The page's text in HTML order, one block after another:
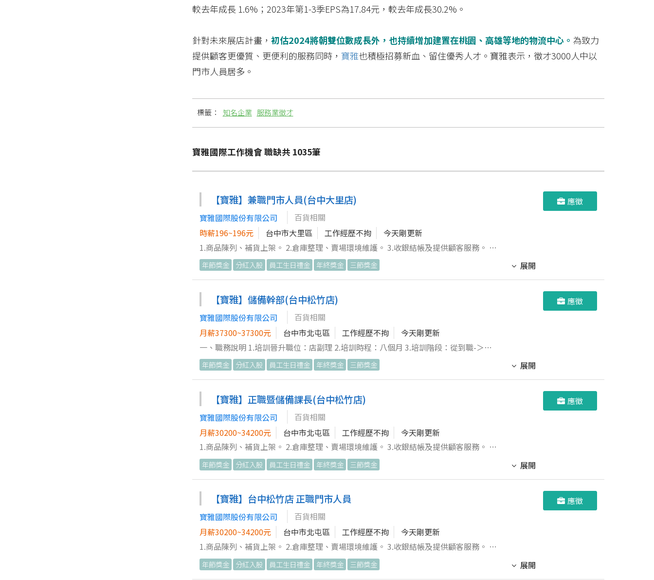
較去年成長 1.6%；2023年第1-3季EPS為17.84元，較去年成長30.2%。
針對未來展店計畫， 初估2024將朝雙位數成長外，也持續增加建置在桃園、高雄等地的物流中心。 為致力
提供顧客更優質、更便利的服務同時， 寶雅也積極招募新血、留住優秀人才。寶雅表示，徵才3000人中以
門市人員居多。
標籤： 知名企業 服務業徵才
寶雅國際工作機會 職缺共 1035筆
【寶雅】兼職門市人員(台中大里店)
寶雅國際股份有限公司
百貨相關
時薪196~196元
台中市大里區 工作經歷不拘
今天剛更新
1.商品陳列、補貨上架。 2.倉庫整理、賣場環境維護。 3.收銀結帳及提供顧客服務。 4.
協助同事工作，完成主管交辦事項。
展開
年節獎金 分紅入股 員工生日禮金 年終獎金 三節獎金
應徵
【寶雅】儲備幹部(台中松竹店)
寶雅國際股份有限公司
百貨相關
月薪37300~37300元
台中市北屯區 工作經歷不拘
今天剛更新
一、職務說明 1.培訓晉升職位：店副理 2.培訓時程：八個月 3.培訓階段：從到職-＞
OJT考核-＞課長評鑑-＞店副理評鑑，各階段皆有明確職能養成表，透過實務操作與學
習，快速晉升店副理一職。 二、工作內容 1.商品陳列、補貨上架。 2.倉庫整理、賣場
環境維護。 3.收銀結帳及提供顧客服務。 4.協助同事工作，完成主管交辦事項。
展開
年節獎金 分紅入股 員工生日禮金 年終獎金 三節獎金
應徵
【寶雅】正職暨儲備課長(台中松竹店)
寶雅國際股份有限公司
百貨相關
月薪30200~34200元
台中市北屯區 工作經歷不拘
今天剛更新
1.商品陳列、補貨上架。 2.倉庫整理、賣場環境維護。 3.收銀結帳及提供顧客服務。 4.
協助同事工作，完成主管交辦事項。
展開
年節獎金 分紅入股 員工生日禮金 年終獎金 三節獎金
應徵
【寶雅】台中松竹店 正職門市人員
寶雅國際股份有限公司
百貨相關
月薪30200~34200元
台中市北屯區 工作經歷不拘
今天剛更新
1.商品陳列、補貨上架。 2.倉庫整理、賣場環境維護。 3.收銀結帳及提供顧客服務。 4.
協助同事工作，完成主管交辦事項。
展開
年節獎金 分紅入股 員工生日禮金 年終獎金 三節獎金
應徵